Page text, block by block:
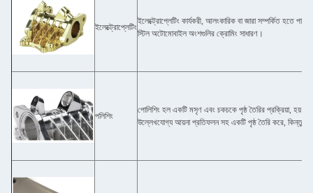
ইলেক্ট্রোপ্লেটিং
ইলেক্ট্রোপ্লেটিং কার্যকরী, আলংকারিক বা জারা সম্পর্কিত হতে
স্টিল অটোমোবাইল অংশগুলির ক্রোমিং সাধারণ।
পলিশিং
পোলিশিং হল একটি মসৃণ এবং চকচকে পৃষ্ঠ তৈরির প্রক্রিয়া, হয়
উল্লেখযোগ্য আয়না প্রতিফলন সহ একটি পৃষ্ঠ তৈরি করে, কিন্তু